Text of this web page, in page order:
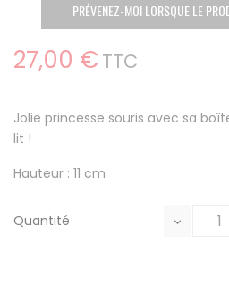
PRÉVENEZ-MOI LORSQUE LE
27,00 € TTC
Jolie princesse souris avec sa
lit !
Hauteur : 11 cm
Quantité